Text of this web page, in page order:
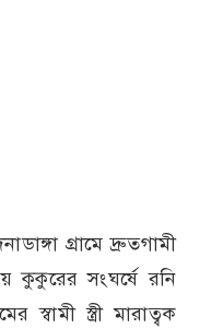
গ্রামে দ্রুতগামী
কুকুরের সংঘর্ষে রনি
স্বামী স্ত্রী মারাত্বক